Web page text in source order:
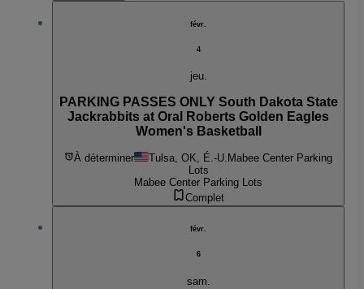
févr.
4
jeu.
PARKING PASSES ONLY South Dakota State
Jackrabbits at Oral Roberts Golden Eagles
Women's Basketball
À déterminer Tulsa, OK, É.-U. Mabee Center Parking
Lots
Mabee Center Parking Lots
Complet
févr.
6
sam.